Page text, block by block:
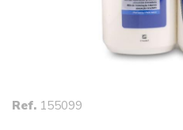
Ref. 155099